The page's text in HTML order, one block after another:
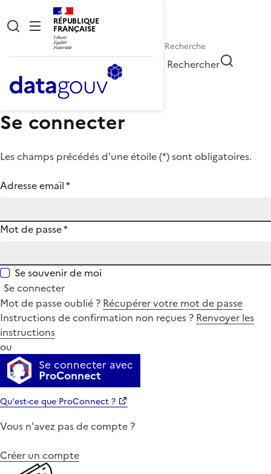
RÉPUBLIQUE
FRANÇAISE
Rechercher
Se connecter
Les champs précédés d'une étoile (*) sont obligatoires.
Adresse email*
Mot de passe*
Se souvenir de moi
Se connecter
Mot de passe oublié ? Récupérer votre mot de passe
Instructions de confirmation non reçues ? Renvoyer les
instructions
ou
Se connecter avec
ProConnect
Qu'est-ce que ProConnect ?
Vous n'avez pas de compte ?
Créer un compte